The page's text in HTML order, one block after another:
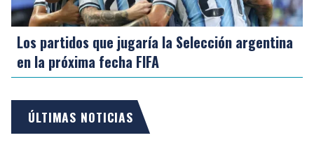
Los partidos que jugaría la Selección argentina
en la próxima fecha FIFA
ÚLTIMAS NOTICIAS